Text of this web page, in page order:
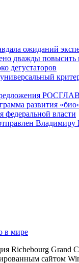
ожиданий
дважды повысить
дегустаторов
развития
власти
Владимиру
в мире
Richebourg Grand
сайтом